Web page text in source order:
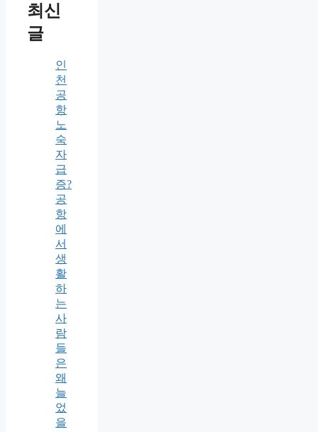
최신
글
인
천
공
항
노
숙
자
급
증?
공
항
에
서
생
활
하
는
사
람
들
은
왜
늘
었
을